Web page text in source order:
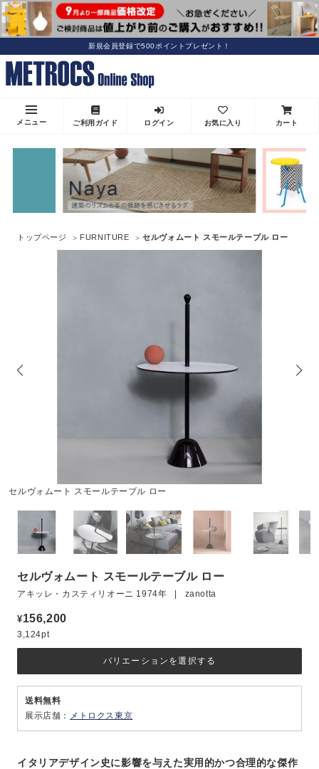
新規会員登録で500ポイントプレゼント！
メニュー ご利用ガイド ログイン お気に入り カート
トップページ FURNITURE セルヴォムート スモールテーブル ロー
セルヴォムート スモールテーブル ロー
セルヴォムート スモールテーブル ロー
アキッレ・カスティリオーニ 1974年 | zanotta
¥156,200
3,124pt
イタリアデザイン史に影響を与えた実用的かつ合理的な傑作
バリエーションを選択する
送料無料
展示店舗： メトロクス東京